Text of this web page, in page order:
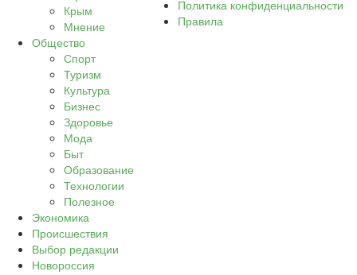
Крым
Мнение
Общество
Спорт
Туризм
Культура
Бизнес
Здоровье
Мода
Быт
Образование
Технологии
Полезное
Экономика
Происшествия
Выбор редакции
Новороссия
Политика конфиденциальности
Правила